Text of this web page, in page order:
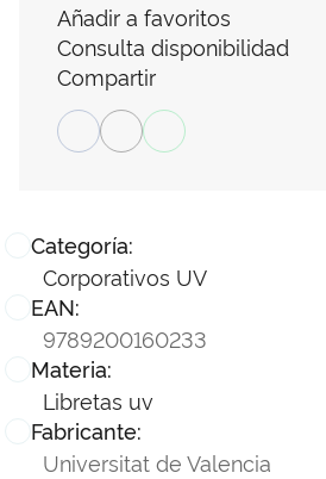
Categoría:
Corporativos UV
EAN:
9789200160233
Materia:
Libretas uv
Fabricante:
Universitat de Valencia
Añadir a favoritos
Consulta disponibilidad
Compartir